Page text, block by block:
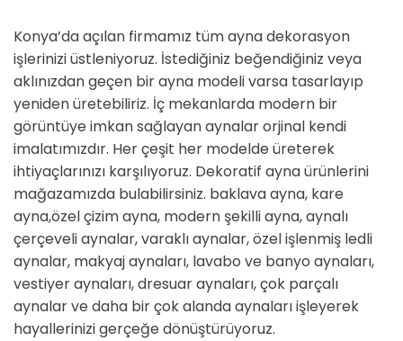
Konya’da açılan firmamız tüm ayna dekorasyon
işlerinizi üstleniyoruz. İstediğiniz beğendiğiniz veya
aklınızdan geçen bir ayna modeli varsa tasarlayıp
yeniden üretebiliriz. İç mekanlarda modern bir
görüntüye imkan sağlayan aynalar orjinal kendi
imalatımızdır. Her çeşit her modelde üreterek
ihtiyaçlarınızı karşılıyoruz. Dekoratif ayna ürünlerini
mağazamızda bulabilirsiniz. baklava ayna, kare
ayna,özel çizim ayna, modern şekilli ayna, aynalı
çerçeveli aynalar, varaklı aynalar, özel işlenmiş ledli
aynalar, makyaj aynaları, lavabo ve banyo aynaları,
vestiyer aynaları, dresuar aynaları, çok parçalı
aynalar ve daha bir çok alanda aynaları işleyerek
hayallerinizi gerçeğe dönüştürüyoruz.